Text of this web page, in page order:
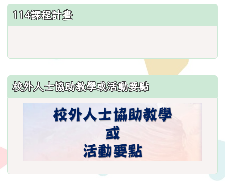
114課程計畫
https://
ncsn=11&nsn=29
\
校外人士協助教學或活動要點